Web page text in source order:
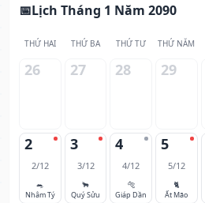
Lịch Tháng 1 Năm 2090
THỨ HAI THỨ BA THỨ TƯ THỨ NĂM
26 27 28 29
2
2/12
🐀
Nhâm Tý
3
3/12
🐂
Quý Sửu
4
4/12
🐅
Giáp Dần
5
5/12
🐈
Ất Mão